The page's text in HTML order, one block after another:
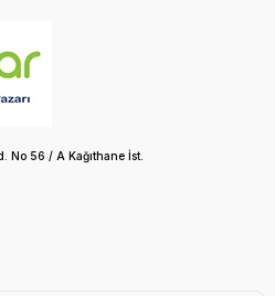
No 56 / A Kağıthane İst.